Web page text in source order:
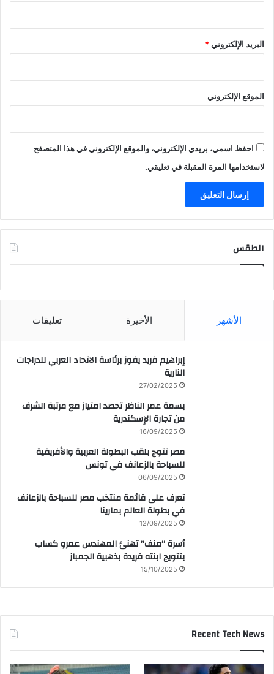
البريد الإلكتروني*
الموقع الإلكتروني
احفظ اسمي، بريدي الإلكتروني، والموقع الإلكتروني في هذا المتصفح
لاستخدامها المرة المقبلة في تعليقي.
الطقس
الأشهر الأخيرة تعليقات
إبراهيم فريد يفوز برئاسة الاتحاد العربي للدراجات
النارية
27/02/2025
بسمة عمر الناظر تحصد امتياز مع مرتبة الشرف
من تجارة الإسكندرية
16/09/2025
مصر تتوج بلقب البطولة العربية والأفريقية
للسباحة بالزعانف في تونس
06/09/2025
تعرف على قائمة منتخب مصر للسباحة بالزعانف
في بطولة العالم بمارينا
12/09/2025
أسرة “منف” تهنئ المهندس عمرو كساب
بتتويج ابنته فريدة بذهبية الجمباز
15/10/2025
Recent Tech News